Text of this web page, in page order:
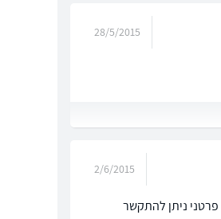
28/5/2015
2/6/2015
לו 24/7 ולכן ניתן לתבוע . ליעוץ פרטני ניתן להתקשר